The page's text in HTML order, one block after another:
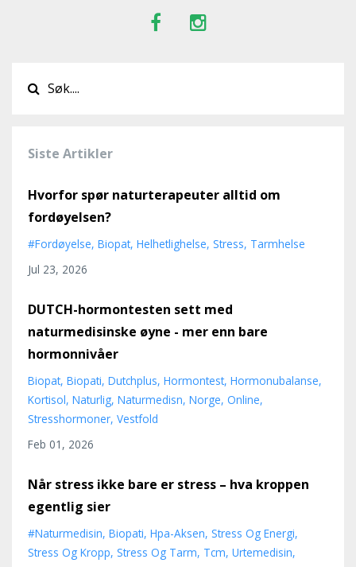
Siste Artikler
Hvorfor spør naturterapeuter alltid om
fordøyelsen?
#fordøyelse Biopat Helhetlighelse Stress Tarmhelse
Jul 23, 2026
DUTCH-hormontesten sett med
naturmedisinske øyne - mer enn bare
hormonnivåer
Biopat Biopati Dutchplus Hormontest Hormonubalanse
Kortisol Naturlig Naturmedisn Norge Online
Stresshormoner Vestfold
Feb 01, 2026
Når stress ikke bare er stress – hva kroppen
egentlig sier
#naturmedisin Biopati Hpa-Aksen Stress Og Energi
Stress Og Kropp Stress Og Tarm Tcm Urtemedisin